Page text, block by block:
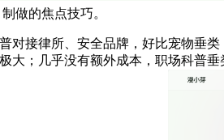
做的焦点技巧。
接律所、安全品牌，好比宠物垂类
大；几乎没有额外成本，职场科普